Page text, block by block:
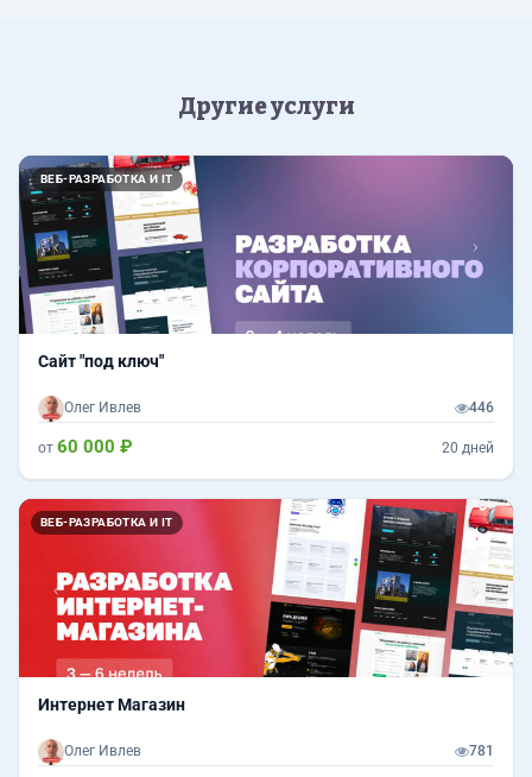
Другие услуги
ВЕБ-РАЗРАБОТКА И IT
Назад
Сайт "под ключ"
Олег Ивлев 446
от 60 000 ₽ 20 дней
ВЕБ-РАЗРАБОТКА И IT
Назад
Интернет Магазин
Олег Ивлев 781